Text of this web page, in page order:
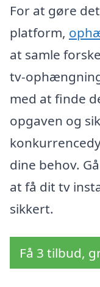
For at gøre
platform,
at samle
tv-
med at finde
opgaven og
dine behov.
at få dit tv
sikkert.
Få 3 tilbud,